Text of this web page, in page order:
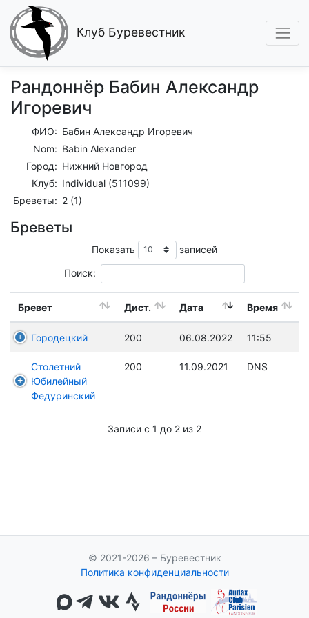
Клуб Буревестник
Рандоннёр Бабин Александр
Игоревич
ФИО: Бабин Александр Игоревич
Nom: Babin Alexander
Город: Нижний Новгород
Клуб: Individual (511099)
Бреветы: 2 (1)
Бреветы
Показать записей
Поиск:
Бревет Дист. Дата Время
Городецкий 200 06.08.2022 11:55
Столетний
Юбилейный
Федуринский
200 11.09.2021 DNS
Записи с 1 до 2 из 2
© 2021-2026 – Буревестник
Политика конфиденциальности